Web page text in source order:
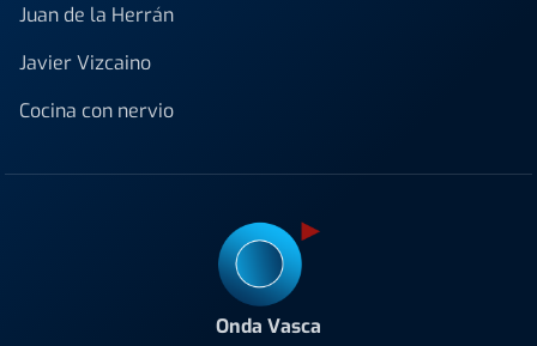
Juan de la Herrán
Javier Vizcaino
Cocina con nervio
Onda Vasca